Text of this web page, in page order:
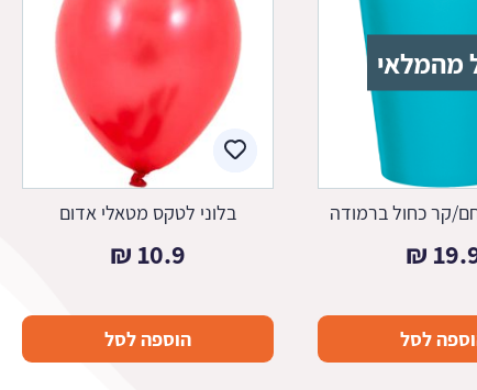
מהמלאי
חם/קר כחול ברמודה
₪
לסל
בלוני לטקס מטאלי אדום
10.9
₪
הוספה לסל